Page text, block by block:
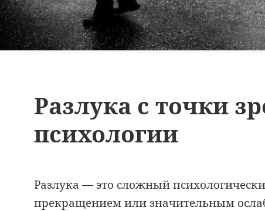
Разлука с точки
психологии
Разлука — это сложный
прекращением или значительным